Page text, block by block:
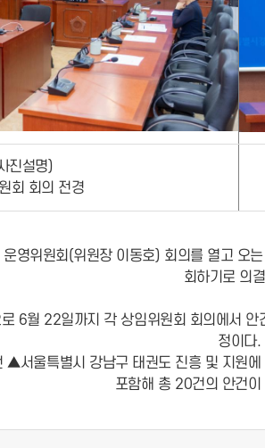
진설명)
회 회의 전경
영위원회(위원장 이동호) 회의를 열고
회하기로 의
6월 22일까지 각 상임위원회 회의에서
정이다.
▲서울특별시 강남구 태권도 진흥 및 지원
포함해 총 20건의 안건이